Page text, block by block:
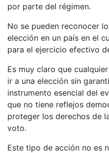
por parte del régimen.
No se pueden reconocer
elección en un país en el
para el ejercicio efectivo
Es muy claro que
ir a una elección sin
instrumento esencial del
que no tiene reflejos
proteger los derechos de
voto.
Este tipo de acción no es